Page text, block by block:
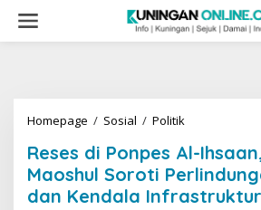
content
Homepage / Sosial / Politik
Ponpes
Al-
Ihsaan,
Arief
Reses di Ponpes Al-
Maoshul Soroti
dan Kendala